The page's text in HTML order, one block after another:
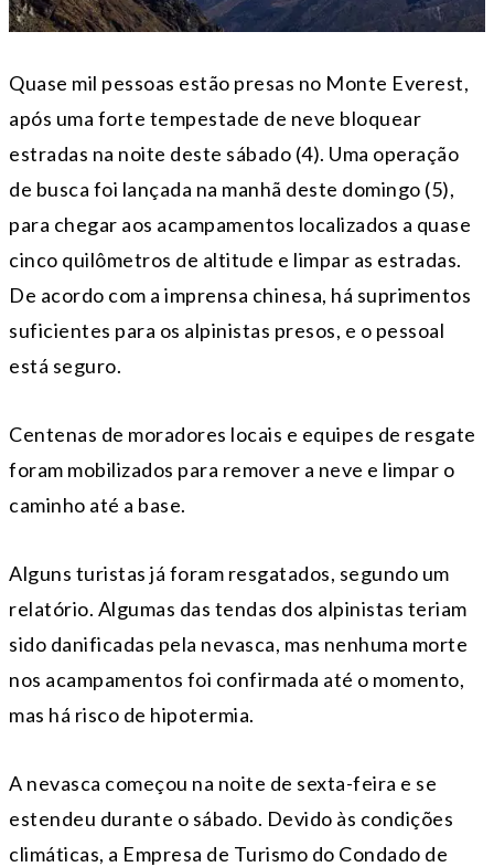
Quase mil pessoas estão presas no Monte Everest,
após uma forte tempestade de neve bloquear
estradas na noite deste sábado (4). Uma operação
de busca foi lançada na manhã deste domingo (5),
para chegar aos acampamentos localizados a quase
cinco quilômetros de altitude e limpar as estradas.
De acordo com a imprensa chinesa, há suprimentos
suficientes para os alpinistas presos, e o pessoal
está seguro.
Centenas de moradores locais e equipes de resgate
foram mobilizados para remover a neve e limpar o
caminho até a base.
Alguns turistas já foram resgatados, segundo um
relatório. Algumas das tendas dos alpinistas teriam
sido danificadas pela nevasca, mas nenhuma morte
nos acampamentos foi confirmada até o momento,
mas há risco de hipotermia.
A nevasca começou na noite de sexta-feira e se
estendeu durante o sábado. Devido às condições
climáticas, a Empresa de Turismo do Condado de